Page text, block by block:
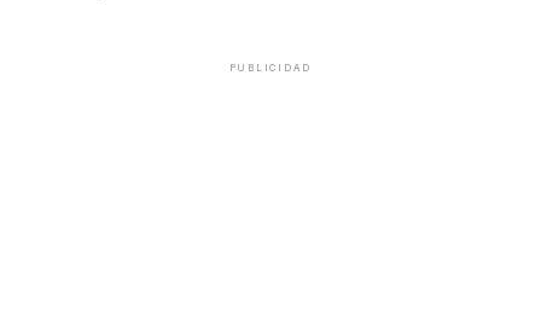
PUBLICIDAD